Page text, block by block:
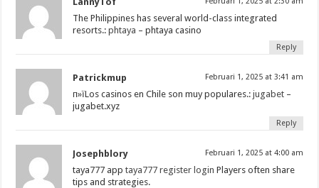
The Philippines has several world-class integrated
resorts.:phtaya – phtaya casino
Reply
Patrickmup Februari 1, 2025 at 3:41 am
п»їLos casinos en Chile son muy populares.:jugabet –
jugabet.xyz
Reply
Josephblory Februari 1, 2025 at 4:00 am
taya777 apptaya777 register login Players often share
tips and strategies.